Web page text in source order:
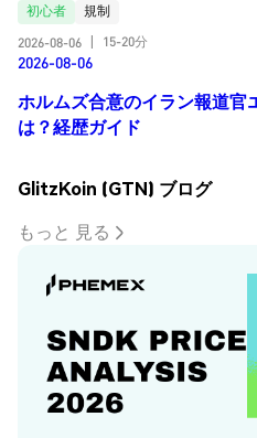
初心者
規制
2026-08-06
15-20分
2026-08-06
ホルムズ合意のイラン報道官
は？経歴ガイド
GlitzKoin (GTN) ブログ
もっと 見る